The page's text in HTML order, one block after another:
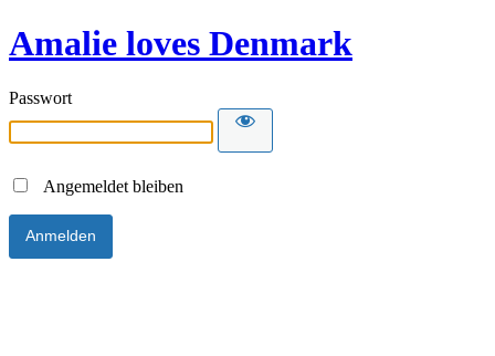
Amalie loves Denmark
Passwort
Angemeldet bleiben